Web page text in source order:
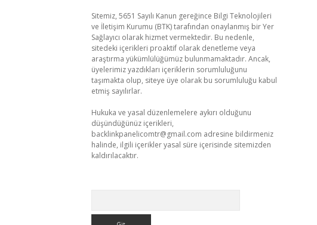
Sitemiz, 5651 Sayılı Kanun gereğince Bilgi Teknolojileri
ve İletişim Kurumu (BTK) tarafından onaylanmış bir Yer
Sağlayıcı olarak hizmet vermektedir. Bu nedenle,
sitedeki içerikleri proaktif olarak denetleme veya
araştırma yükümlülüğümüz bulunmamaktadır. Ancak,
üyelerimiz yazdıkları içeriklerin sorumluluğunu
taşımakta olup, siteye üye olarak bu sorumluluğu kabul
etmiş sayılırlar.
Hukuka ve yasal düzenlemelere aykırı olduğunu
düşündüğünüz içerikleri,
backlinkpanelicomtr@gmail.com adresine bildirmeniz
halinde, ilgili içerikler yasal süre içerisinde sitemizden
kaldırılacaktır.